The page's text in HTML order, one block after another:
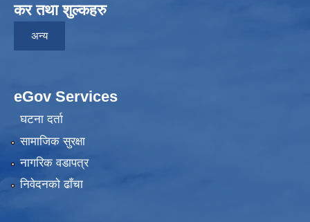
कर तथा शुल्कहरु
अन्य
eGov Services
घटना दर्ता
सामाजिक सुरक्षा
नागरिक वडापत्र
निवेदनकाे ढाँचा